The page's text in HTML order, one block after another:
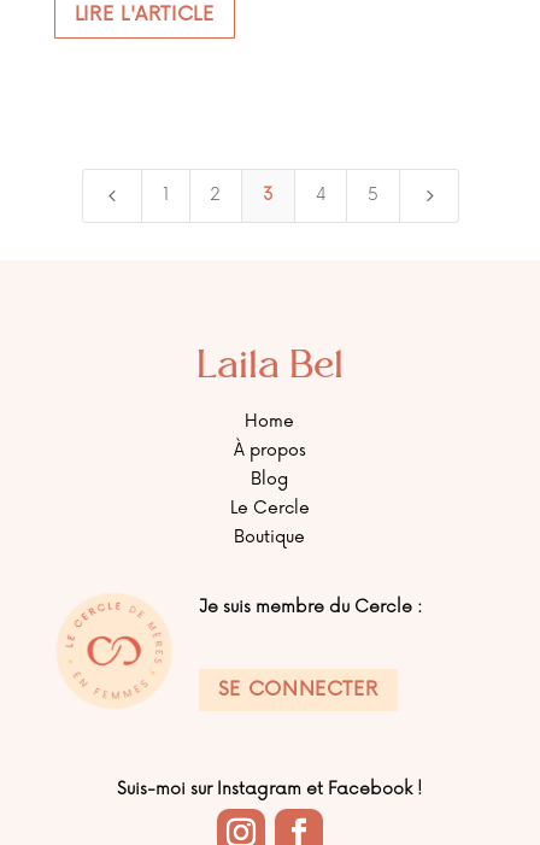
LIRE L'ARTICLE
4 1 2 3 4 5 5
Laila Bel
Home
À propos
Blog
Le Cercle
Boutique
Je suis membre du Cercle :
SE CONNECTER
Suis-moi sur Instagram et Facebook !